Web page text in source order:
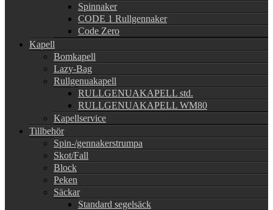
Spinnaker
CODE 1 Rullgennaker
Code Zero
Kapell
Bomkapell
Lazy-Bag
Rullgenuakapell
RULLGENUAKAPELL std.
RULLGENUAKAPELL WM80
Kapellservice
Tillbehör
Spin-/gennakerstrumpa
Skot/Fall
Block
Peken
Säckar
Standard segelsäck